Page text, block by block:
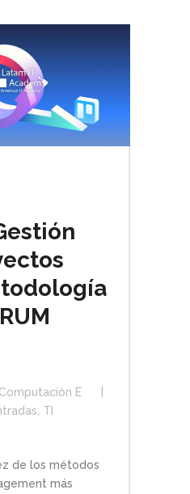
Computación E
TI
de los métodos
más